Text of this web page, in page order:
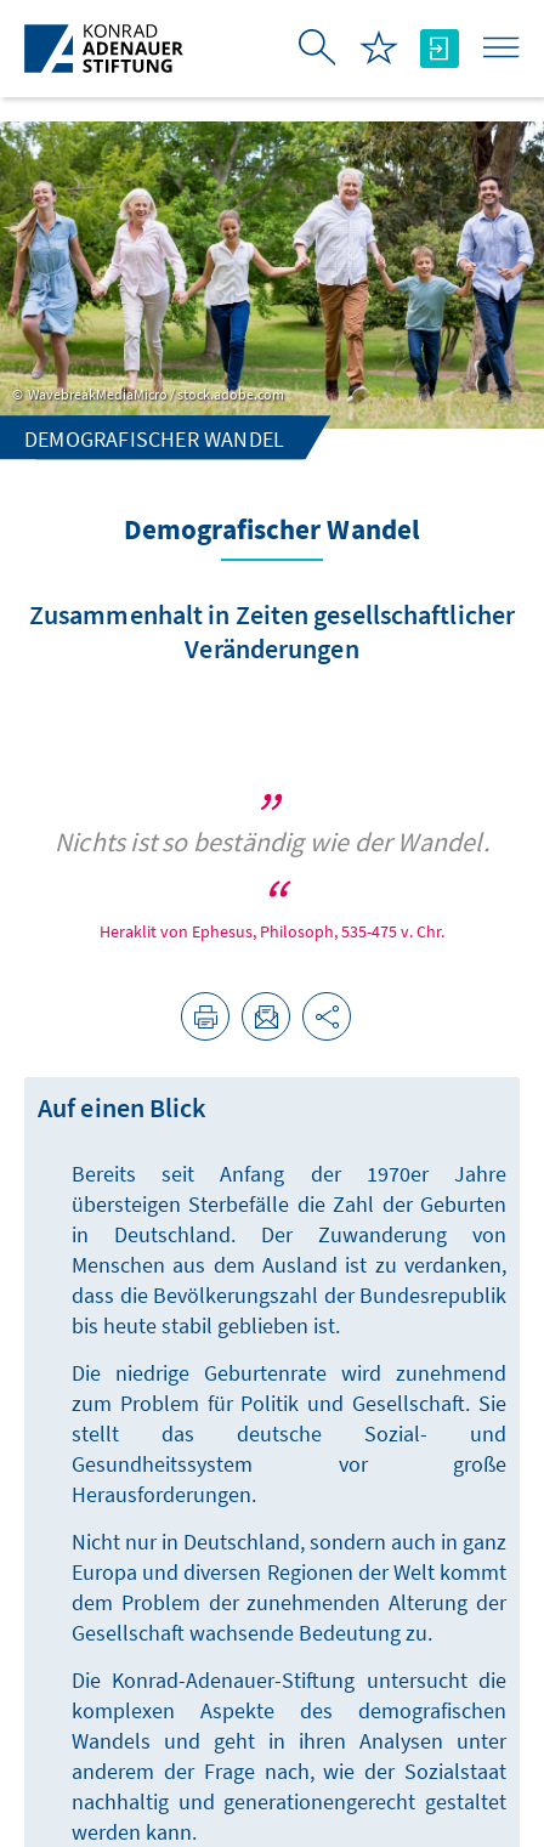
Skip to Main Content
WavebreakMediaMicro / stock.adobe.com
DEMOGRAFISCHER WANDEL
Demografischer Wandel
Zusammenhalt in Zeiten gesellschaftlicher
Veränderungen
Nichts ist so beständig wie der Wandel.
Heraklit von Ephesus, Philosoph, 535-475 v. Chr.
Auf einen Blick
Bereits seit Anfang der 1970er Jahre
übersteigen Sterbefälle die Zahl der Geburten
in Deutschland. Der Zuwanderung von
Menschen aus dem Ausland ist zu verdanken,
dass die Bevölkerungszahl der Bundesrepublik
bis heute stabil geblieben ist.
Die niedrige Geburtenrate wird zunehmend
zum Problem für Politik und Gesellschaft. Sie
stellt das deutsche Sozial- und
Gesundheitssystem vor große
Herausforderungen.
Nicht nur in Deutschland, sondern auch in ganz
Europa und diversen Regionen der Welt kommt
dem Problem der zunehmenden Alterung der
Gesellschaft wachsende Bedeutung zu.
Die Konrad-Adenauer-Stiftung untersucht die
komplexen Aspekte des demografischen
Wandels und geht in ihren Analysen unter
anderem der Frage nach, wie der Sozialstaat
nachhaltig und generationengerecht gestaltet
werden kann.